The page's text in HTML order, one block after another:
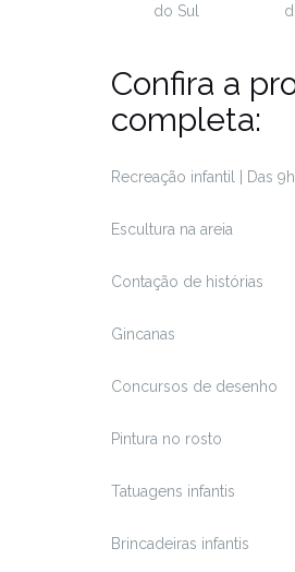
do Sul
Confira a
completa:
Recreação infantil | Das
Escultura na areia
Contação de histórias
Gincanas
Concursos de desenho
Pintura no rosto
Tatuagens infantis
Brincadeiras infantis